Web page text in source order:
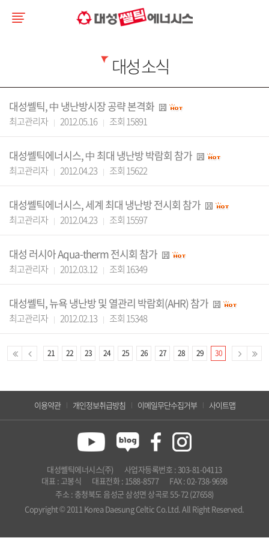
대성 소식
대성쎌틱, 中 냉난방시장 공략 본격화
최고관리자 2012.05.16 조회 15891
대성쎌틱에너시스, 中 최대 냉난방 박람회 참가
최고관리자 2012.04.23 조회 15622
대성쎌틱에너시스, 세계 최대 냉난방 전시회 참가
최고관리자 2012.04.23 조회 15597
대성 러시아 Aqua-therm 전시회 참가
최고관리자 2012.03.12 조회 16349
대성쎌틱, 뉴욕 냉난방 및 열관리 박람회(AHR) 참가
최고관리자 2012.02.13 조회 15348
21 22 23 24 25 26 27 28 29 30
이용약관 개인정보취급방침 이메일무단수집거부 사이트맵
대성쎌틱에너시스(주)
사업자등록번호 : 303-81-04113
대표 : 고봉식
대표전화 : 1588-8577
FAX : 02-738-9698
주소 : 충청북도 음성군 삼성면 상곡로 55-72 (27658)
Copyright © 2011 Korea Daesung Celtic Co.Ltd. All Right Reserved.